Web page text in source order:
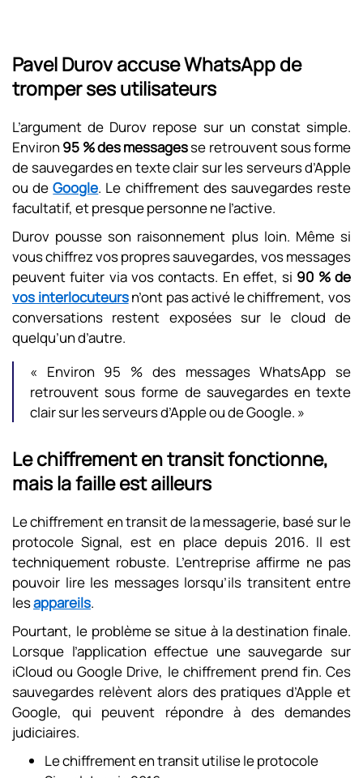
Pavel Durov accuse WhatsApp de
tromper ses utilisateurs
L’argument de Durov repose sur un constat simple.
Environ 95 % des messagesse retrouvent sous forme
de sauvegardes en texte clair sur les serveurs d’Apple
ou deGoogle. Le chiffrement des sauvegardes reste
facultatif, et presque personne ne l’active.
Durov pousse son raisonnement plus loin. Même si
vous chiffrez vos propres sauvegardes, vos messages
peuvent fuiter via vos contacts. En effet, si 90 % de
vos interlocuteursn’ont pas activé le chiffrement, vos
conversations restent exposées sur le cloud de
quelqu’un d’autre.
« Environ 95 % des messages WhatsApp se
retrouvent sous forme de sauvegardes en texte
clair sur les serveurs d’Apple ou de Google. »
Le chiffrement en transit fonctionne,
mais la faille est ailleurs
Le chiffrement en transit de la messagerie, basé sur le
protocole Signal, est en place depuis 2016. Il est
techniquement robuste. L’entreprise affirme ne pas
pouvoir lire les messages lorsqu’ils transitent entre
lesappareils.
Pourtant, le problème se situe à la destination finale.
Lorsque l’application effectue une sauvegarde sur
iCloud ou Google Drive, le chiffrement prend fin. Ces
sauvegardes relèvent alors des pratiques d’Apple et
Google, qui peuvent répondre à des demandes
judiciaires.
Le chiffrement en transit utilise le protocole